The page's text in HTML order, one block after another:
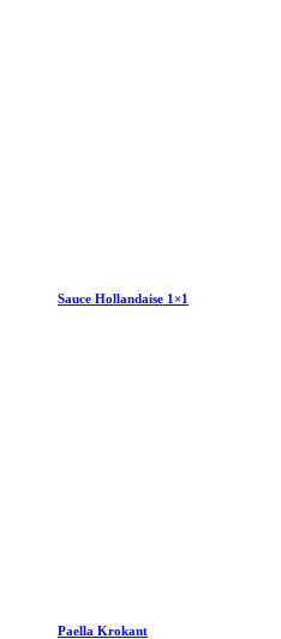
Sauce Hollandaise 1×1
Paella Krokant